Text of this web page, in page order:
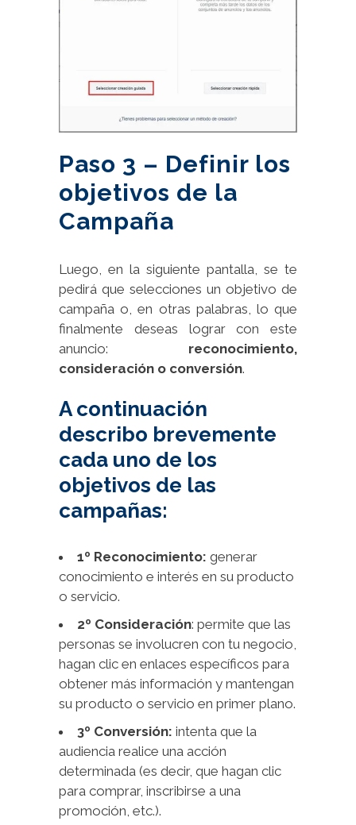
Paso 3 – Definir los
objetivos de la
Campaña
Luego, en la siguiente pantalla, se te
pedirá que selecciones un objetivo de
campaña o, en otras palabras, lo que
finalmente deseas lograr con este
anuncio: reconocimiento,
consideración o conversión.
A continuación
describo brevemente
cada uno de los
objetivos de las
campañas:
1º Reconocimiento: generar
conocimiento e interés en su producto
o servicio.
2º Consideración: permite que las
personas se involucren con tu negocio,
hagan clic en enlaces específicos para
obtener más información y mantengan
su producto o servicio en primer plano.
3º Conversión: intenta que la
audiencia realice una acción
determinada (es decir, que hagan clic
para comprar, inscribirse a una
promoción, etc.).